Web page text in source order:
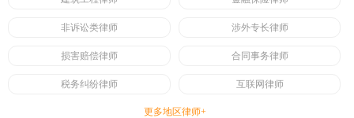
非诉讼类律师 涉外专长律师
损害赔偿律师 合同事务律师
税务纠纷律师 互联网律师
更多地区律师+